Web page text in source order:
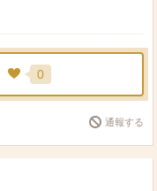
0
通報する